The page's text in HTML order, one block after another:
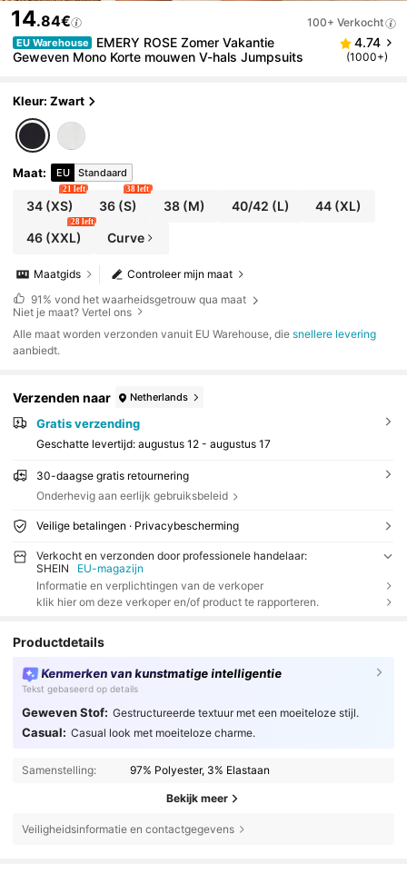
14.84€ 100+ Verkocht
EU Warehouse
EMERY ROSE Zomer Vakantie
Geweven Mono Korte mouwen V-hals Jumpsuits
4.74
(1000+)
Kleur: Zwart
Maat: EU Standaard
34(XS)
21 left
36 (S)
38 left
38(M) 40/42 (L) 44 (XL)
46(XXL)
28 left
Curve
Controleer mijn maat
Maatgids
91% vond het waarheidsgetrouw qua maat
Niet je maat? Vertel ons
Alle maat worden verzonden vanuit EU Warehouse, diesnellere levering
aanbiedt.
Verzenden naar Netherlands
Gratis verzending
Geschatte levertijd: augustus 12 - augustus 17
30-daagse gratis retournering
Onderhevig aan eerlijk gebruiksbeleid
Veilige betalingen · Privacybescherming
Verkocht en verzonden door professionele handelaar:
SHEIN
EU-magazijn
Informatie en verplichtingen van de verkoper
klik hier om deze verkoper en/of product te rapporteren.
Productdetails
Kenmerken van kunstmatige intelligentie
Tekst gebaseerd op details
Geweven Stof: Gestructureerde textuur met een moeiteloze stijl.
Casual: Casual look met moeiteloze charme.
Samenstelling: 97% Polyester, 3% Elastaan
Bekijk meer
Veiligheidsinformatie en contactgegevens